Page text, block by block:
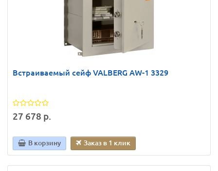
Встраиваемый сейф VALBERG AW-1 3329
27 678 р.
В корзину Заказ в 1 клик